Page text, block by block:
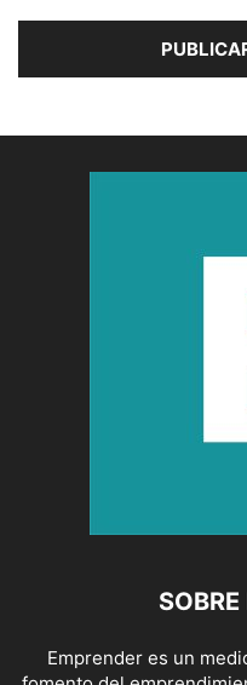
Emprender es un